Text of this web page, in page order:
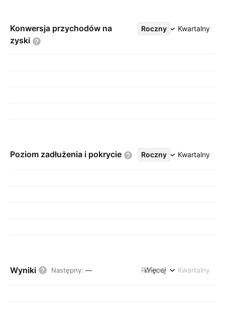
Konwersja przychodów na
zyski
Roczny Kwartalny
Więcej
Poziom zadłużenia i pokrycie Roczny Kwartalny
Więcej
Wyniki Następny: — Roczny Kwartalny
Więcej